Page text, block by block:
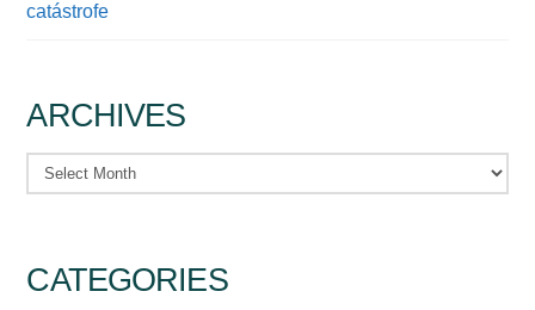
catástrofe
ARCHIVES
Archives
CATEGORIES